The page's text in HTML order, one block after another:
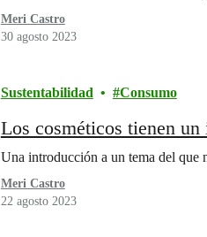
Meri Castro
30 agosto 2023
Sustentabilidad Consumo
Los cosméticos tienen
Una introducción a un tema del que
Meri Castro
22 agosto 2023